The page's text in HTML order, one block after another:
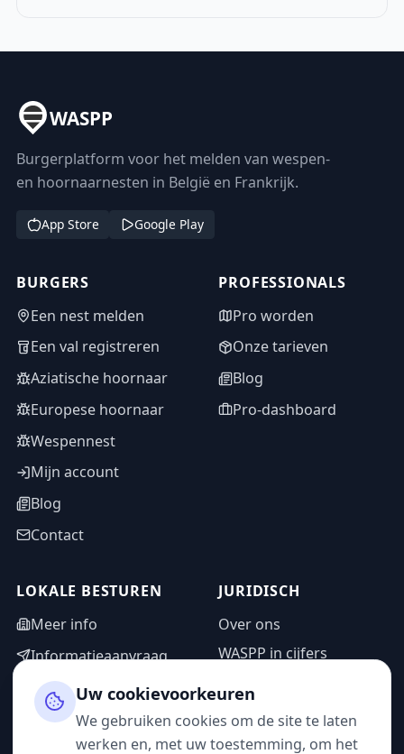
WASPP
Burgerplatform voor het melden van wespen-
en hoornaarnesten in België en Frankrijk.
App Store Google Play
BURGERS
Een nest melden
Een val registreren
Aziatische hoornaar
Europese hoornaar
Wespennest
Mijn account
Blog
Contact
PROFESSIONALS
Pro worden
Onze tarieven
Blog
Pro-dashboard
LOKALE BESTUREN
Meer info
Informatieaanvraag
Adminzone
JURIDISCH
Over ons
WASPP in cijfers
Privacybeleid
Gebruiksvoorwaarden
Uw cookievoorkeuren
We gebruiken cookies om de site te laten
werken en, met uw toestemming, om het